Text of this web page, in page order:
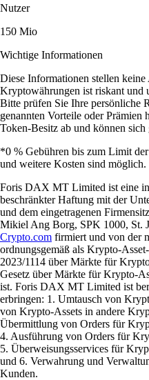
Nutzer
150 Mio
Wichtige Informationen
Diese Informationen stellen
Kryptowährungen ist riskant und
Bitte prüfen Sie Ihre persönliche
genannten Vorteile oder Prämien
Token-Besitz ab und können
*0 % Gebühren bis zum Limit
und weitere Kosten sind möglich.
Foris DAX MT Limited ist eine
beschränkter Haftung mit der
und dem eingetragenen
Mikiel Ang Borg, SPK 1000, St.
Crypto.com firmiert und von der
ordnungsgemäß als Krypto-
2023/1114 über Märkte für
Gesetz über Märkte für Krypto-
ist. Foris DAX MT Limited ist
erbringen: 1. Umtausch von
von Krypto-Assets in andere
Übermittlung von Orders für
4. Ausführung von Orders für
5. Überweisungsservices für
und 6. Verwahrung und
Kunden.